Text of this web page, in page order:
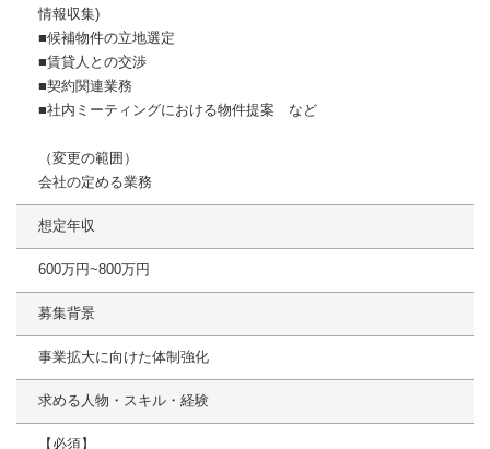
情報収集)
■候補物件の立地選定
■賃貸人との交渉
■契約関連業務
■社内ミーティングにおける物件提案 など
（変更の範囲）
会社の定める業務
想定年収
600万円~800万円
募集背景
事業拡大に向けた体制強化
求める人物・スキル・経験
【必須】